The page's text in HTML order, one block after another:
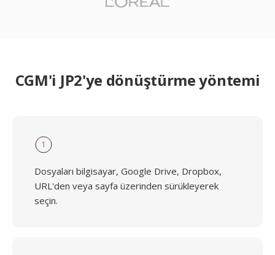
CGM'i JP2'ye dönüştürme yöntemi
1
Dosyaları bilgisayar, Google Drive, Dropbox,
URL'den veya sayfa üzerinden sürükleyerek
seçin.